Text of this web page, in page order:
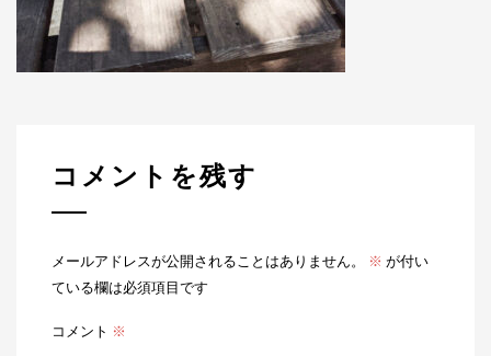
コメントを残す
メールアドレスが公開されることはありません。 ※ が付い
ている欄は必須項目です
コメント ※